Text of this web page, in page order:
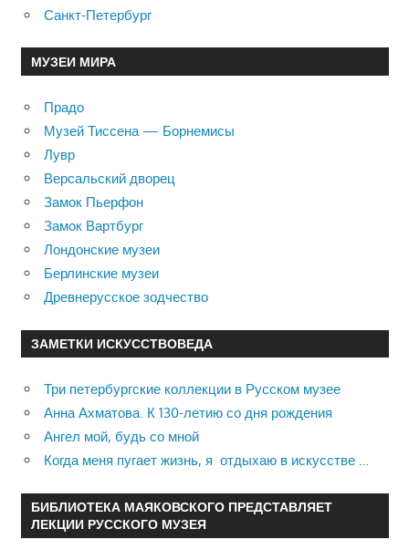
Санкт-Петербург
МУЗЕИ МИРА
Прадо
Музей Тиссена — Борнемисы
Лувр
Версальский дворец
Замок Пьерфон
Замок Вартбург
Лондонские музеи
Берлинские музеи
Древнерусское зодчество
ЗАМЕТКИ ИСКУССТВОВЕДА
Три петербургские коллекции в Русском музее
Анна Ахматова. К 130-летию со дня рождения
Ангел мой, будь со мной
Когда меня пугает жизнь, я отдыхаю в искусстве …
БИБЛИОТЕКА МАЯКОВСКОГО ПРЕДСТАВЛЯЕТ
ЛЕКЦИИ РУССКОГО МУЗЕЯ